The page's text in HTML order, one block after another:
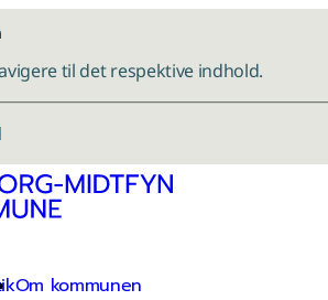
til det respektive indhold.
Om kommunen